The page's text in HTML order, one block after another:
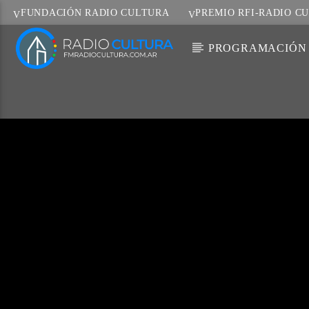
FUNDACIÓN RADIO CULTURA PREMIO RFI-RADIO
PROGRAMACIÓN